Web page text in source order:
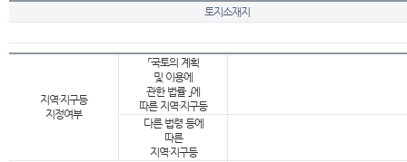
토지소재지
지역·지구등
지정여부
「국토의 계획
및 이용에
관한 법률 」에
따른 지역·지구등
다른 법령 등에
따른
지역·지구등